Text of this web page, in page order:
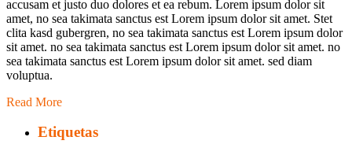
news»
directamente
desde
el
buscador
accusam et justo duo dolores et ea rebum. Lorem ipsum dolor sit
amet, no sea takimata sanctus est Lorem ipsum dolor sit amet. Stet
clita kasd gubergren, no sea takimata sanctus est Lorem ipsum dolor
sit amet. no sea takimata sanctus est Lorem ipsum dolor sit amet. no
sea takimata sanctus est Lorem ipsum dolor sit amet. sed diam
voluptua.
Read More
Etiquetas